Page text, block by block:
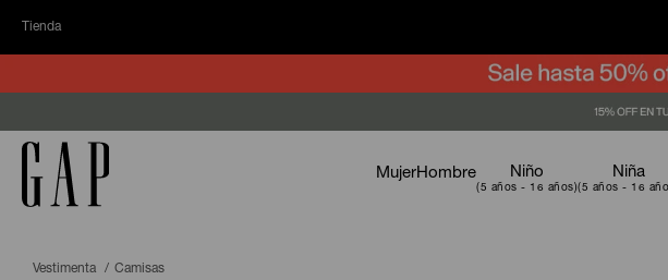
Tienda
MujerHombre Niño Niña
Vestimenta Camisas